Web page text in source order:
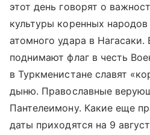
этот день говорят о
культуры коренных
атомного удара в Нагасаки.
поднимают флаг в честь
в Туркменистане славят
дыню. Православные
Пантелеимону. Какие еще
даты приходятся на 9